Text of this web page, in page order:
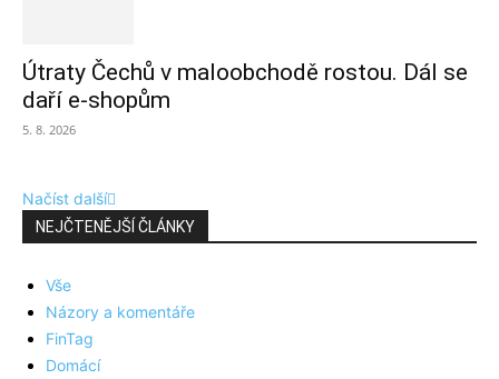
Útraty Čechů v maloobchodě rostou. Dál se
daří e-shopům
5. 8. 2026
Načíst další
NEJČTENĚJŠÍ ČLÁNKY
Vše
Názory a komentáře
FinTag
Domácí